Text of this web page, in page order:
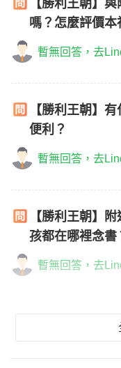
【勝利王朝】
嗎？怎麼評價本
暫無回答，去
【勝利王朝】
便利？
暫無回答，去
【勝利王朝】
孩都在哪裡念書
暫無回答，去